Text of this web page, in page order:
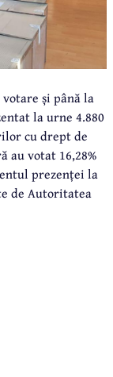
votare și până la
la urne 4.880
cu drept de
au votat 16,28%
prezenței la
de Autoritatea